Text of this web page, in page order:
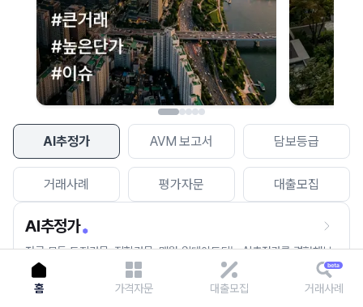
AI추정가 AVM 보고서 담보등급
거래사례 평가자문 대출모집
AI추정가
전국 모든 토지건물, 집합건물, 매월 업데이트되는 AI추정가를 경험해보
세요.
홈 가격자문 대출모집 거래사례